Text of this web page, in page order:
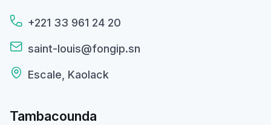
+221 33 961 24 20
saint-louis@fongip.sn
Escale, Kaolack
Tambacounda